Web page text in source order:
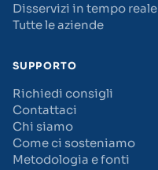
Disservizi in tempo reale
Tutte le aziende
SUPPORTO
Richiedi consigli
Contattaci
Chi siamo
Come ci sosteniamo
Metodologia e fonti